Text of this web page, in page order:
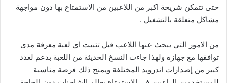
حتى تتمكن شريحة اكبر من اللاعبين من الاستمتاع بها دون مواجهة
مشاكل متعلقة بالتشغيل .
من الامور التي يبحث عنها اللاعب قبل تثبيت اي لعبة معرفة مدى
توافقها مع جهازه ولهذا جاءت النسخ الحديثة من اللعبة بدعم لعدد
كبير من إصدارات اندرويد المختلفة ويمنح ذلك فرصة مناسبة